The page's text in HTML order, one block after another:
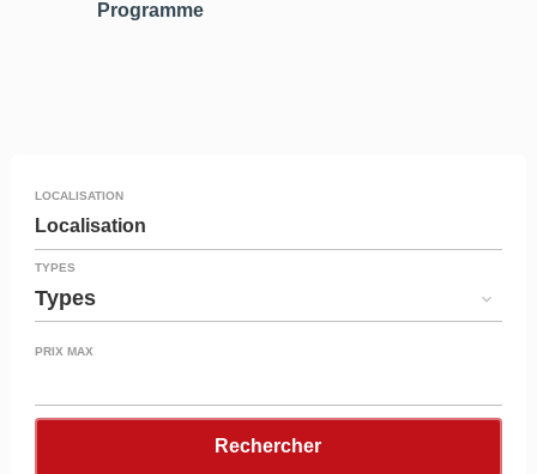
Programme
LOCALISATION
Localisation
TYPES
Types
PRIX MAX
Rechercher